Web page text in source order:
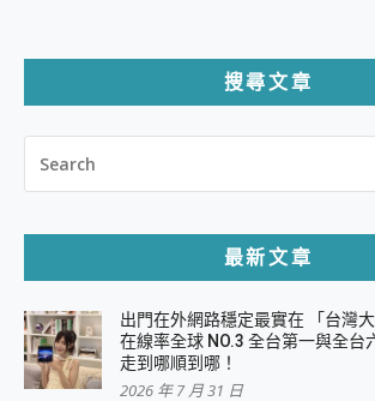
搜尋文章
FOR:
最新文章
出門在外網路穩定最實在 「台灣
在線率全球 NO.3 全台第一與全台
走到哪順到哪！
2026 年 7 月 31 日